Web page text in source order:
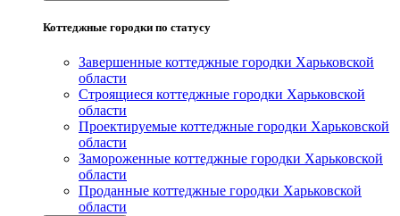
Коттеджные городки по статусу
Завершенные коттеджные городки Харьковской
области
Строящиеся коттеджные городки Харьковской
области
Проектируемые коттеджные городки Харьковской
области
Замороженные коттеджные городки Харьковской
области
Проданные коттеджные городки Харьковской
области